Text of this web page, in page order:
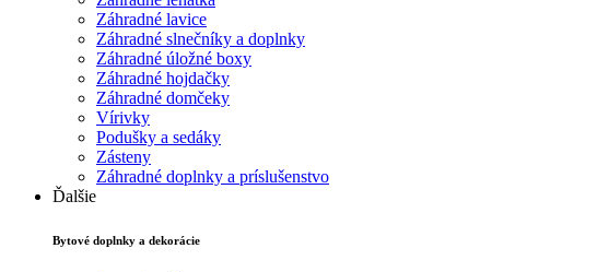
Záhradné lavice
Záhradné slnečníky a doplnky
Záhradné úložné boxy
Záhradné hojdačky
Záhradné domčeky
Vírivky
Podušky a sedáky
Zásteny
Záhradné doplnky a príslušenstvo
Ďalšie
Bytové doplnky a dekorácie